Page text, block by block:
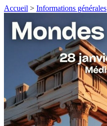
Accueil > Informations générales